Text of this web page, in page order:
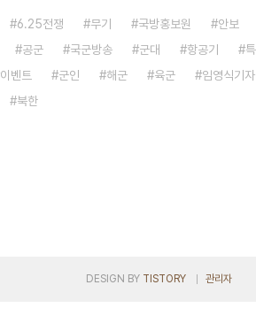
6.25전쟁 무기 국방홍보원 안보
공군 국군방송 군대 항공기
이벤트 군인 해군 육군 임영식기자
북한
DESIGN BY TISTORY 관리자